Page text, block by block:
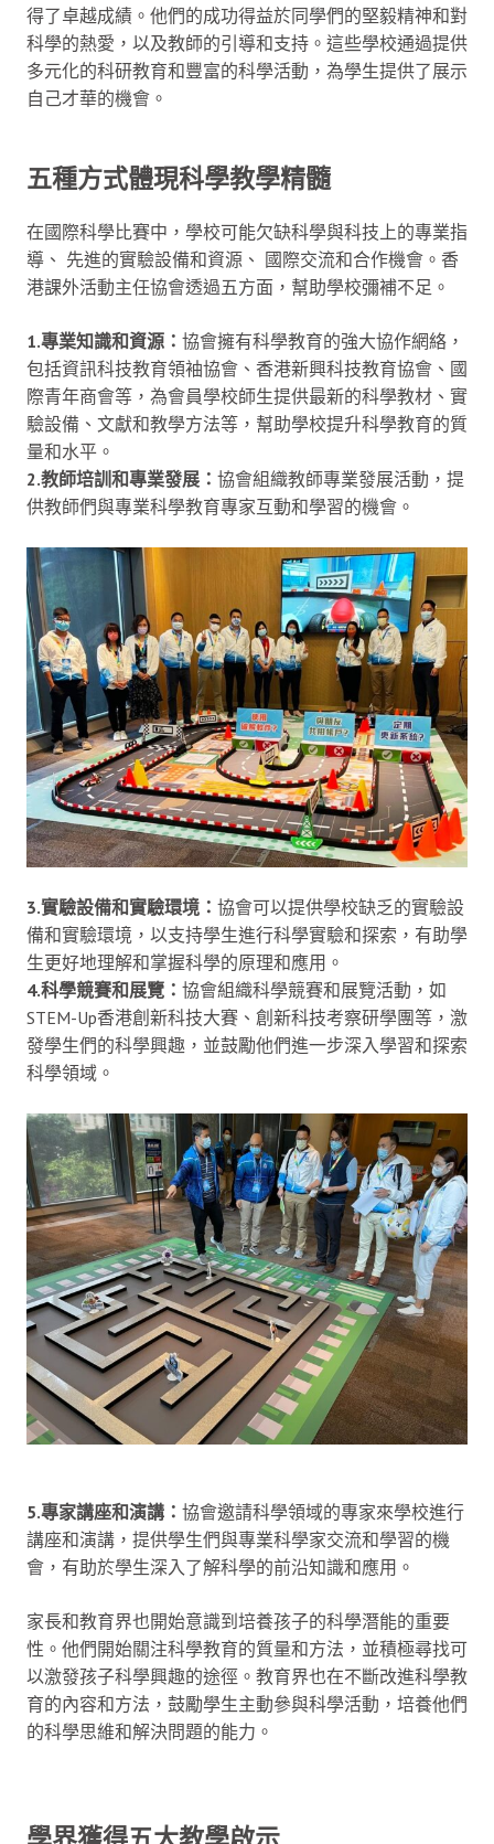
得了卓越成績。他們的成功得益於同學們的堅毅精神和對
科學的熱愛，以及教師的引導和支持。這些學校通過提供
多元化的科研教育和豐富的科學活動，為學生提供了展示
自己才華的機會。
五種方式體現科學教學精髓
在國際科學比賽中，學校可能欠缺科學與科技上的專業指
導、 先進的實驗設備和資源、 國際交流和合作機會。香
港課外活動主任協會透過五方面，幫助學校彌補不足。
1.專業知識和資源： 協會擁有科學教育的強大協作網絡，
包括資訊科技教育領袖協會、香港新興科技教育協會、國
際青年商會等，為會員學校師生提供最新的科學教材、實
驗設備、文獻和教學方法等，幫助學校提升科學教育的質
量和水平。
2.教師培訓和專業發展： 協會組織教師專業發展活動，提
供教師們與專業科學教育專家互動和學習的機會。
3.實驗設備和實驗環境： 協會可以提供學校缺乏的實驗設
備和實驗環境，以支持學生進行科學實驗和探索，有助學
生更好地理解和掌握科學的原理和應用。
4.科學競賽和展覽： 協會組織科學競賽和展覽活動，如
STEM-Up香港創新科技大賽、創新科技考察研學團等，激
發學生們的科學興趣，並鼓勵他們進一步深入學習和探索
科學領域。
5.專家講座和演講： 協會邀請科學領域的專家來學校進行
講座和演講，提供學生們與專業科學家交流和學習的機
會，有助於學生深入了解科學的前沿知識和應用。
家長和教育界也開始意識到培養孩子的科學潛能的重要
性。他們開始關注科學教育的質量和方法，並積極尋找可
以激發孩子科學興趣的途徑。教育界也在不斷改進科學教
育的內容和方法，鼓勵學生主動參與科學活動，培養他們
的科學思維和解決問題的能力。